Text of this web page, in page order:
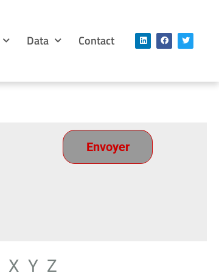
Data Contact
X Y Z